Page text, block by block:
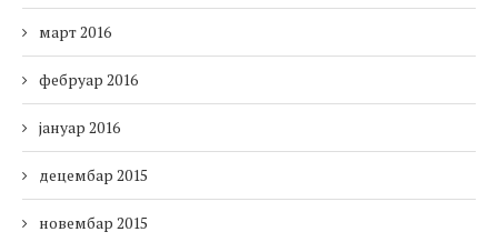
март 2016
фебруар 2016
јануар 2016
децембар 2015
новембар 2015